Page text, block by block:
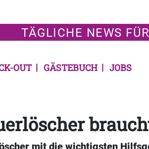
TÄGLICHE NEWS
OUT GÄSTEBUCH JOBS